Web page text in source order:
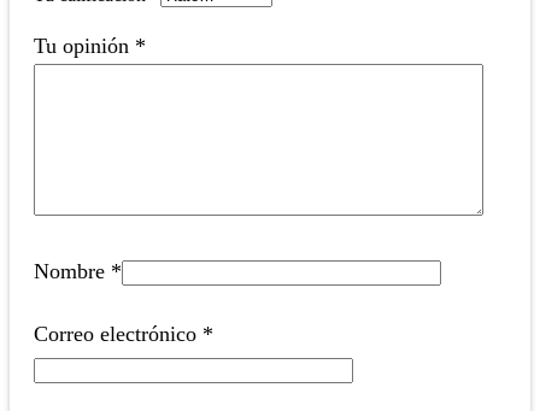
Tu opinión *
Nombre *
Correo electrónico *